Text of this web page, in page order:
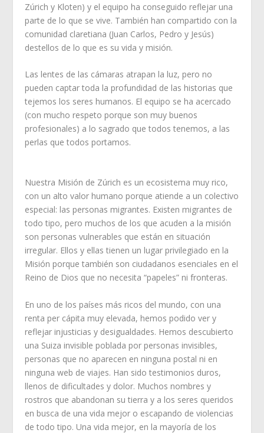
Zúrich y Kloten) y el equipo ha conseguido reflejar una
parte de lo que se vive. También han compartido con la
comunidad claretiana (Juan Carlos, Pedro y Jesús)
destellos de lo que es su vida y misión.
Las lentes de las cámaras atrapan la luz, pero no
pueden captar toda la profundidad de las historias que
tejemos los seres humanos. El equipo se ha acercado
(con mucho respeto porque son muy buenos
profesionales) a lo sagrado que todos tenemos, a las
perlas que todos portamos.
Nuestra Misión de Zúrich es un ecosistema muy rico,
con un alto valor humano porque atiende a un colectivo
especial: las personas migrantes. Existen migrantes de
todo tipo, pero muchos de los que acuden a la misión
son personas vulnerables que están en situación
irregular. Ellos y ellas tienen un lugar privilegiado en la
Misión porque también son ciudadanos esenciales en el
Reino de Dios que no necesita “papeles” ni fronteras.
En uno de los países más ricos del mundo, con una
renta per cápita muy elevada, hemos podido ver y
reflejar injusticias y desigualdades. Hemos descubierto
una Suiza invisible poblada por personas invisibles,
personas que no aparecen en ninguna postal ni en
ninguna web de viajes. Han sido testimonios duros,
llenos de dificultades y dolor. Muchos nombres y
rostros que abandonan su tierra y a los seres queridos
en busca de una vida mejor o escapando de violencias
de todo tipo. Una vida mejor, en la mayoría de los